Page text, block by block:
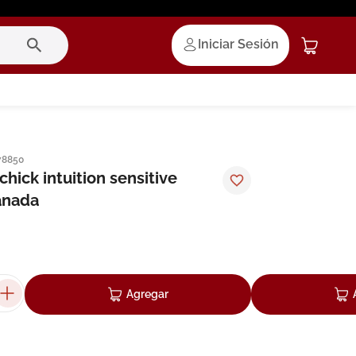
Iniciar Sesión
intuition sensitive
Agregar